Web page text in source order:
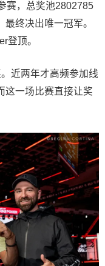
赛，总奖池2802785
终决出唯一冠军。
登顶。
近两年才高频参加线
这一场比赛直接让奖